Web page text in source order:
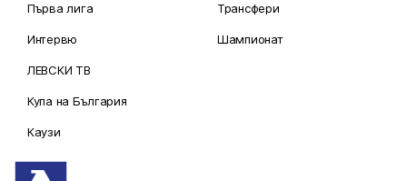
Първа лига
Интервю
ЛЕВСКИ ТВ
Купа на България
Каузи
Трансфери
Шампионат